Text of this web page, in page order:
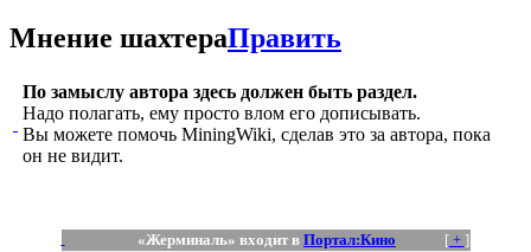
Мнение шахтераПравить
По замыслу автора здесь должен быть раздел.
Надо полагать, ему просто влом его дописывать.
Вы можете помочь MiningWiki, сделав это за автора, пока
он не видит.
[+ ]
«Жерминаль» входит в Портал:Кино